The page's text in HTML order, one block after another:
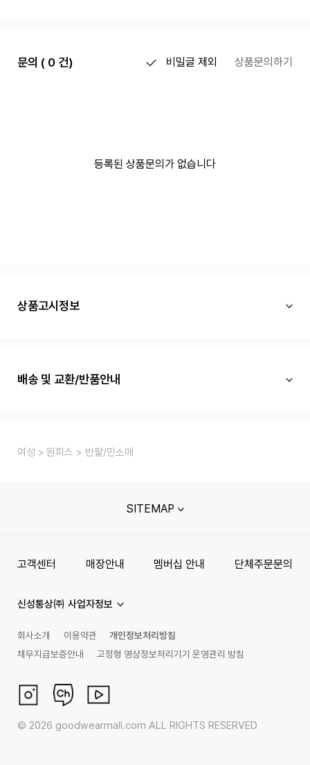
문의 ( 0 건) 비밀글 제외 상품문의하기
등록된 상품문의가 없습니다
상품고시정보
배송 및 교환/반품안내
여성 원피스 반팔/민소매
SITEMAP
고객센터 매장안내 멤버십 안내 단체주문문의
신성통상㈜ 사업자정보
회사소개 이용약관
개인정보처리방침
채무지급보증안내
고정형 영상정보처리기기 운영관리 방침
© 2026 goodwearmall.com ALL RIGHTS RESERVED